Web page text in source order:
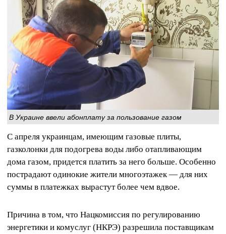
В Украине ввели абонплату за пользование газом
С апреля украинцам, имеющим газовые плиты,
газколонки для подогрева воды либо отапливающим
дома газом, придется платить за него больше. Особенно
пострадают одинокие жители многоэтажек — для них
суммы в платежках вырастут более чем вдвое.
Причина в том, что Нацкомиссия по регулированию
энергетики и комуслуг (НКРЭ) разрешила поставщикам